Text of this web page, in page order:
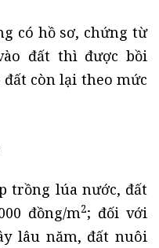
có hồ sơ, chứng từ
đất thì được bồi
còn lại theo mức
trồng lúa nước, đất
đồng/m2; đối với
lâu năm, đất nuôi